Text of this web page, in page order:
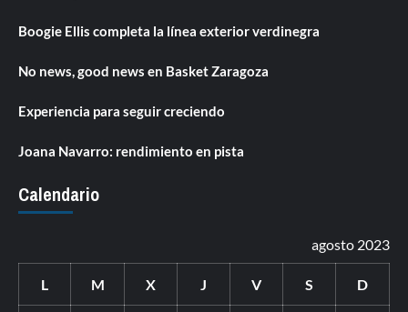
Boogie Ellis completa la línea exterior verdinegra
No news, good news en Basket Zaragoza
Experiencia para seguir creciendo
Joana Navarro: rendimiento en pista
Calendario
agosto 2023
L M X J V S D